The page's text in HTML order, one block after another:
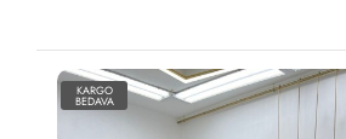
KARGO
BEDAVA